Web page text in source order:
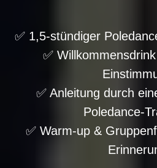
✅ 1,5-stündiger
✅
✅ Anleitung durch
Poledance-
✅ Warm-up &